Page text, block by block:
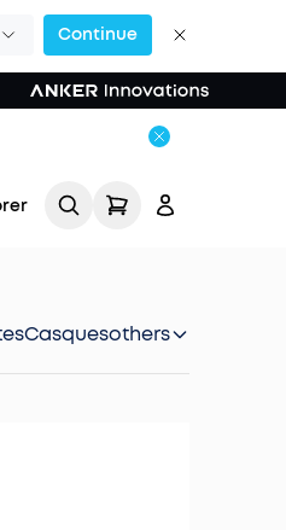
Continue
Casquesothers